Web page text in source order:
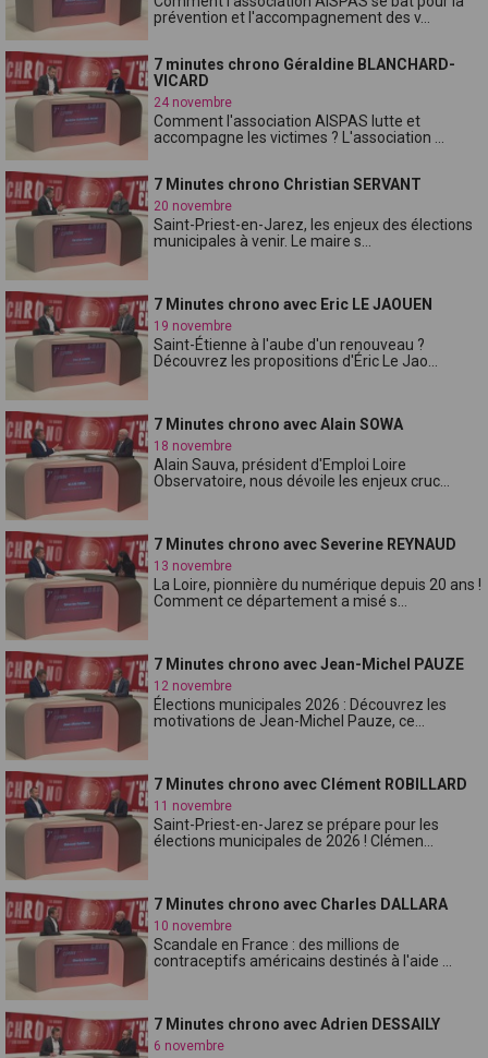
prévention et l'accompagnement des v...
7 minutes chrono Géraldine BLANCHARD-
VICARD
24 novembre
Comment l'association AISPAS lutte et
accompagne les victimes ? L'association ...
7 Minutes chrono Christian SERVANT
20 novembre
Saint-Priest-en-Jarez, les enjeux des élections
municipales à venir. Le maire s...
7 Minutes chrono avec Eric LE JAOUEN
19 novembre
Saint-Étienne à l'aube d'un renouveau ?
Découvrez les propositions d'Éric Le Jao...
7 Minutes chrono avec Alain SOWA
18 novembre
Alain Sauva, président d'Emploi Loire
Observatoire, nous dévoile les enjeux cruc...
7 Minutes chrono avec Severine REYNAUD
13 novembre
La Loire, pionnière du numérique depuis 20 ans !
Comment ce département a misé s...
7 Minutes chrono avec Jean-Michel PAUZE
12 novembre
Élections municipales 2026 : Découvrez les
motivations de Jean-Michel Pauze, ce...
7 Minutes chrono avec Clément ROBILLARD
11 novembre
Saint-Priest-en-Jarez se prépare pour les
élections municipales de 2026 ! Clémen...
7 Minutes chrono avec Charles DALLARA
10 novembre
Scandale en France : des millions de
contraceptifs américains destinés à l'aide ...
7 Minutes chrono avec Adrien DESSAILY
6 novembre